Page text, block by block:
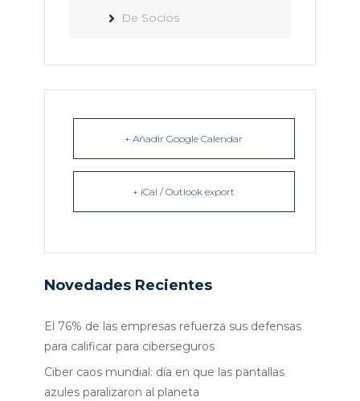
De Socios
+ Añadir Google Calendar
+ iCal / Outlook export
Novedades Recientes
El 76% de las empresas refuerza sus defensas
para calificar para ciberseguros
Ciber caos mundial: día en que las pantallas
azules paralizaron al planeta